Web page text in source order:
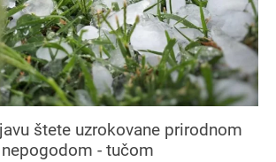
štete uzrokovane prirodnom
nepogodom - tučom